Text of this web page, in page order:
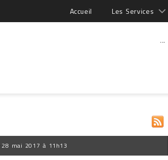
Accueil Les Services
...
28 mai 2017 à 11h13